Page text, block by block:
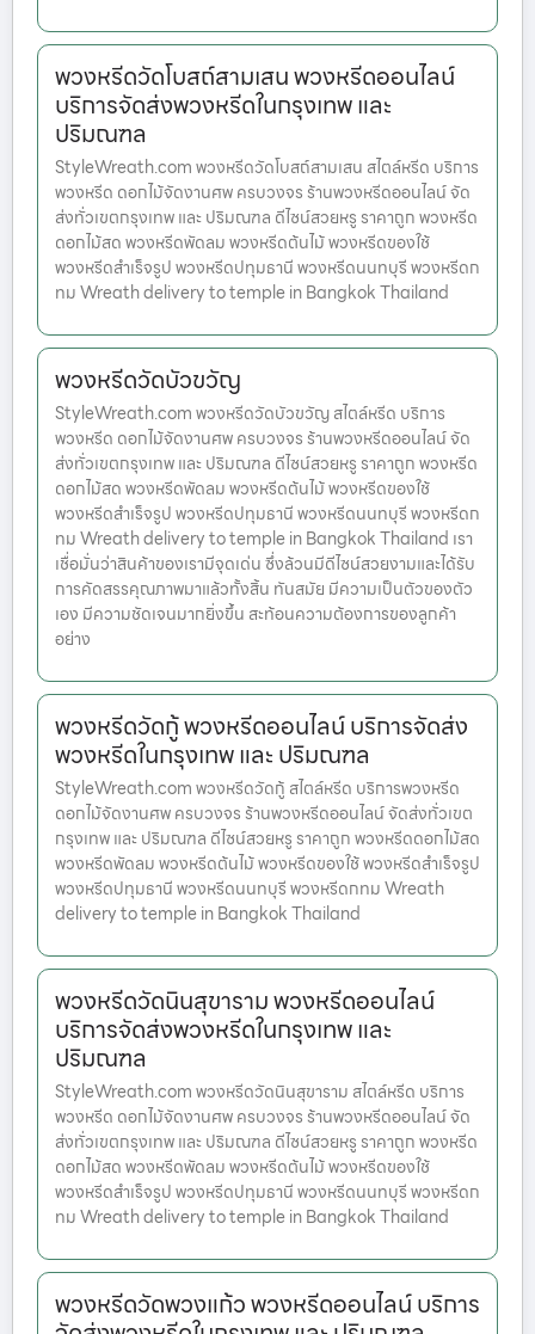
พวงหรีดวัดโบสถ์สามเสน พวงหรีดออนไลน์
บริการจัดส่งพวงหรีดในกรุงเทพ และ
ปริมณฑล
StyleWreath.com พวงหรีดวัดโบสถ์สามเสน สไตล์หรีด บริการ
พวงหรีด ดอกไม้จัดงานศพ ครบวงจร ร้านพวงหรีดออนไลน์ จัด
ส่งทั่วเขตกรุงเทพ และ ปริมณฑล ดีไซน์สวยหรู ราคาถูก พวงหรีด
ดอกไม้สด พวงหรีดพัดลม พวงหรีดต้นไม้ พวงหรีดของใช้
พวงหรีดสำเร็จรูป พวงหรีดปทุมธานี พวงหรีดนนทบุรี พวงหรีดก
ทม Wreath delivery to temple in Bangkok Thailand
พวงหรีดวัดบัวขวัญ
StyleWreath.com พวงหรีดวัดบัวขวัญ สไตล์หรีด บริการ
พวงหรีด ดอกไม้จัดงานศพ ครบวงจร ร้านพวงหรีดออนไลน์ จัด
ส่งทั่วเขตกรุงเทพ และ ปริมณฑล ดีไซน์สวยหรู ราคาถูก พวงหรีด
ดอกไม้สด พวงหรีดพัดลม พวงหรีดต้นไม้ พวงหรีดของใช้
พวงหรีดสำเร็จรูป พวงหรีดปทุมธานี พวงหรีดนนทบุรี พวงหรีดก
ทม Wreath delivery to temple in Bangkok Thailand เรา
เชื่อมั่นว่าสินค้าของเรามีจุดเด่น ซึ่งล้วนมีดีไซน์สวยงามและได้รับ
การคัดสรรคุณภาพมาแล้วทั้งสิ้น ทันสมัย มีความเป็นตัวของตัว
เอง มีความชัดเจนมากยิ่งขึ้น สะท้อนความต้องการของลูกค้า
อย่าง
พวงหรีดวัดกู้ พวงหรีดออนไลน์ บริการจัดส่ง
พวงหรีดในกรุงเทพ และ ปริมณฑล
StyleWreath.com พวงหรีดวัดกู้ สไตล์หรีด บริการพวงหรีด
ดอกไม้จัดงานศพ ครบวงจร ร้านพวงหรีดออนไลน์ จัดส่งทั่วเขต
กรุงเทพ และ ปริมณฑล ดีไซน์สวยหรู ราคาถูก พวงหรีดดอกไม้สด
พวงหรีดพัดลม พวงหรีดต้นไม้ พวงหรีดของใช้ พวงหรีดสำเร็จรูป
พวงหรีดปทุมธานี พวงหรีดนนทบุรี พวงหรีดกทม Wreath
delivery to temple in Bangkok Thailand
พวงหรีดวัดนินสุขาราม พวงหรีดออนไลน์
บริการจัดส่งพวงหรีดในกรุงเทพ และ
ปริมณฑล
StyleWreath.com พวงหรีดวัดนินสุขาราม สไตล์หรีด บริการ
พวงหรีด ดอกไม้จัดงานศพ ครบวงจร ร้านพวงหรีดออนไลน์ จัด
ส่งทั่วเขตกรุงเทพ และ ปริมณฑล ดีไซน์สวยหรู ราคาถูก พวงหรีด
ดอกไม้สด พวงหรีดพัดลม พวงหรีดต้นไม้ พวงหรีดของใช้
พวงหรีดสำเร็จรูป พวงหรีดปทุมธานี พวงหรีดนนทบุรี พวงหรีดก
ทม Wreath delivery to temple in Bangkok Thailand
พวงหรีดวัดพวงแก้ว พวงหรีดออนไลน์ บริการ